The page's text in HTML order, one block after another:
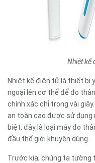
Nhiệt kế
Nhiệt kế điện tử là thiết bị
ngoại lên cơ thể để đo
chính xác chỉ trong vài
an toàn cao được sử dụng
biệt, đây là loại máy đo
đầu thế giới khuyên dùng.
Trước kia, chúng ta tường